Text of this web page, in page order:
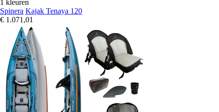
1 kleuren
Spinera Kajak Tenaya 120
€ 1.071,01